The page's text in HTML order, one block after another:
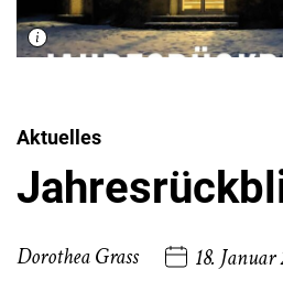
Aktuelles
Dorothea Grass 18. Januar